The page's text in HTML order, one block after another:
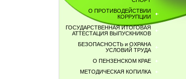
О ПРОТИВОДЕЙСТВИИ
КОРРУПЦИИ
ГОСУДАРСТВЕННАЯ ИТОГОВАЯ
АТТЕСТАЦИЯ ВЫПУСКНИКОВ
БЕЗОПАСНОСТЬ и ОХРАНА
УСЛОВИЙ ТРУДА
О ПЕНЗЕНСКОМ КРАЕ
МЕТОДИЧЕСКАЯ КОПИЛКА